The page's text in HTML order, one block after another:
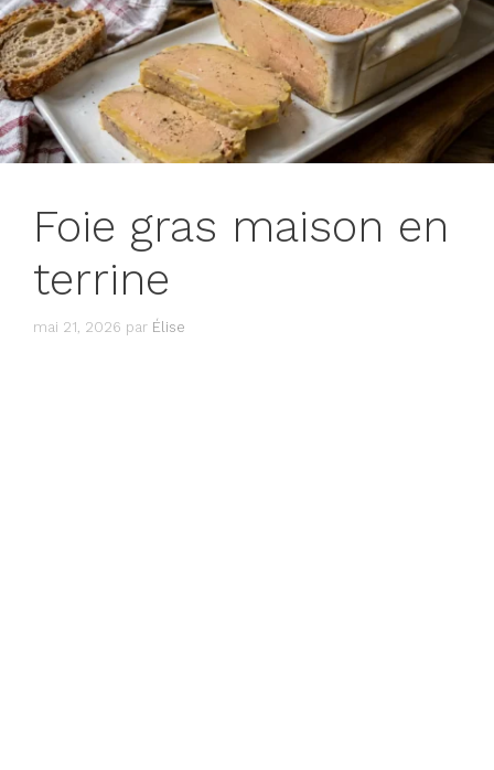
Foie gras maison en
terrine
mai 21, 2026 par Élise